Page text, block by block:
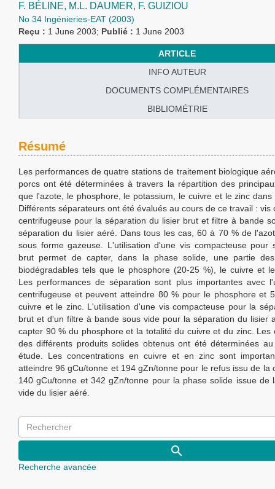
F. BÉLINE, M.L. DAUMER, F. GUIZIOU
No 34 Ingénieries-EAT (2003)
Reçu : 1 June 2003; Publié : 1 June 2003
ARTICLE
INFO AUTEUR
DOCUMENTS COMPLÉMENTAIRES
BIBLIOMÉTRIE
Résumé
Les performances de quatre stations de traitement biologique
porcs ont été déterminées à travers la répartition des
que l'azote, le phosphore, le potassium, le cuivre et le zinc dans
Différents séparateurs ont été évalués au cours de ce travail : vis
centrifugeuse pour la séparation du lisier brut et filtre à bande
séparation du lisier aéré. Dans tous les cas, 60 à 70 % de
sous forme gazeuse. L'utilisation d'une vis compacteuse pour
brut permet de capter, dans la phase solide, une partie
biodégradables tels que le phosphore (20-25 %), le cuivre et
Les performances de séparation sont plus importantes avec
centrifugeuse et peuvent atteindre 80 % pour le phosphore et
cuivre et le zinc. L'utilisation d'une vis compacteuse pour la
brut et d'un filtre à bande sous vide pour la séparation du lisier
capter 90 % du phosphore et la totalité du cuivre et du zinc. Les
des différents produits solides obtenus ont été déterminées
étude. Les concentrations en cuivre et en zinc sont
atteindre 96 gCu/tonne et 194 gZn/tonne pour le refus issu de la
140 gCu/tonne et 342 gZn/tonne pour la phase solide issue de
vide du lisier aéré.
Recherche avancée